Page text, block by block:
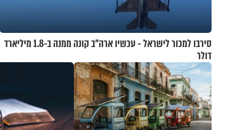
סירבו למכור לישראל - עכשיו ארה"ב קונה ממנה ב-1.8 מיליארד
דולר